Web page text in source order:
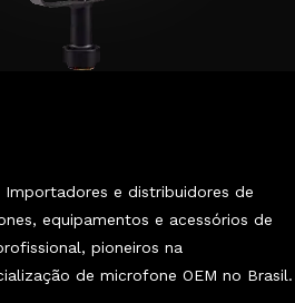
Importadores e distribuidores de
equipamentos e acessórios de
pioneiros na
de microfone OEM no Brasil.